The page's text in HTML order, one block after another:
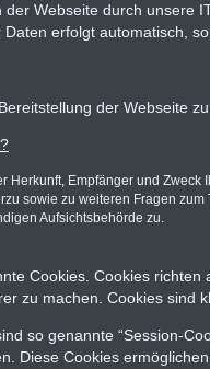
Webseite durch unsere
erfolgt automatisch,
der Webseite zu
Empfänger und
sowie zu weiteren Fragen
Aufsichtsbehörde zu.
Cookies. Cookies
zu machen. Cookies sind
so genannte “Session-
Diese Cookies